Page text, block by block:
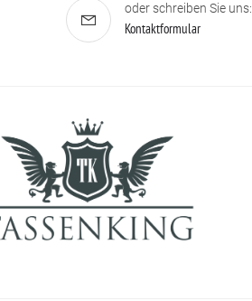
oder schreiben Sie uns:
Kontaktformular